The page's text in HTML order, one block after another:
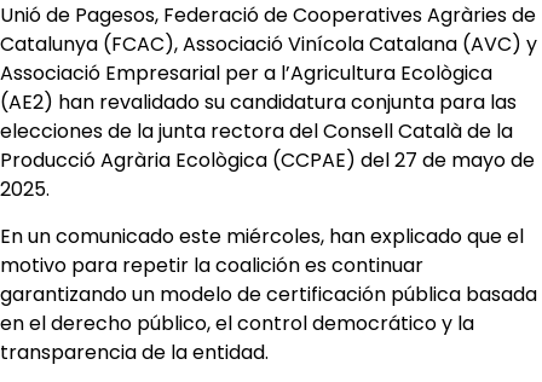
Unió de Pagesos, Federació de Cooperatives Agràries de
Catalunya (FCAC), Associació Vinícola Catalana (AVC) y
Associació Empresarial per a l’Agricultura Ecològica
(AE2) han revalidado su candidatura conjunta para las
elecciones de la junta rectora del Consell Català de la
Producció Agrària Ecològica (CCPAE) del 27 de mayo de
2025.
En un comunicado este miércoles, han explicado que el
motivo para repetir la coalición es continuar
garantizando un modelo de certificación pública basada
en el derecho público, el control democrático y la
transparencia de la entidad.